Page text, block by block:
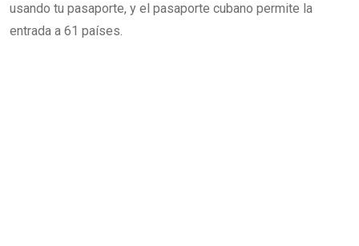
usando tu pasaporte, y el pasaporte cubano permite la
entrada a 61 países.